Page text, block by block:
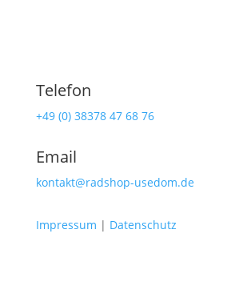
Telefon
+49 (0) 38378 47 68 76
Email
kontakt@radshop-usedom.de
Impressum | Datenschutz